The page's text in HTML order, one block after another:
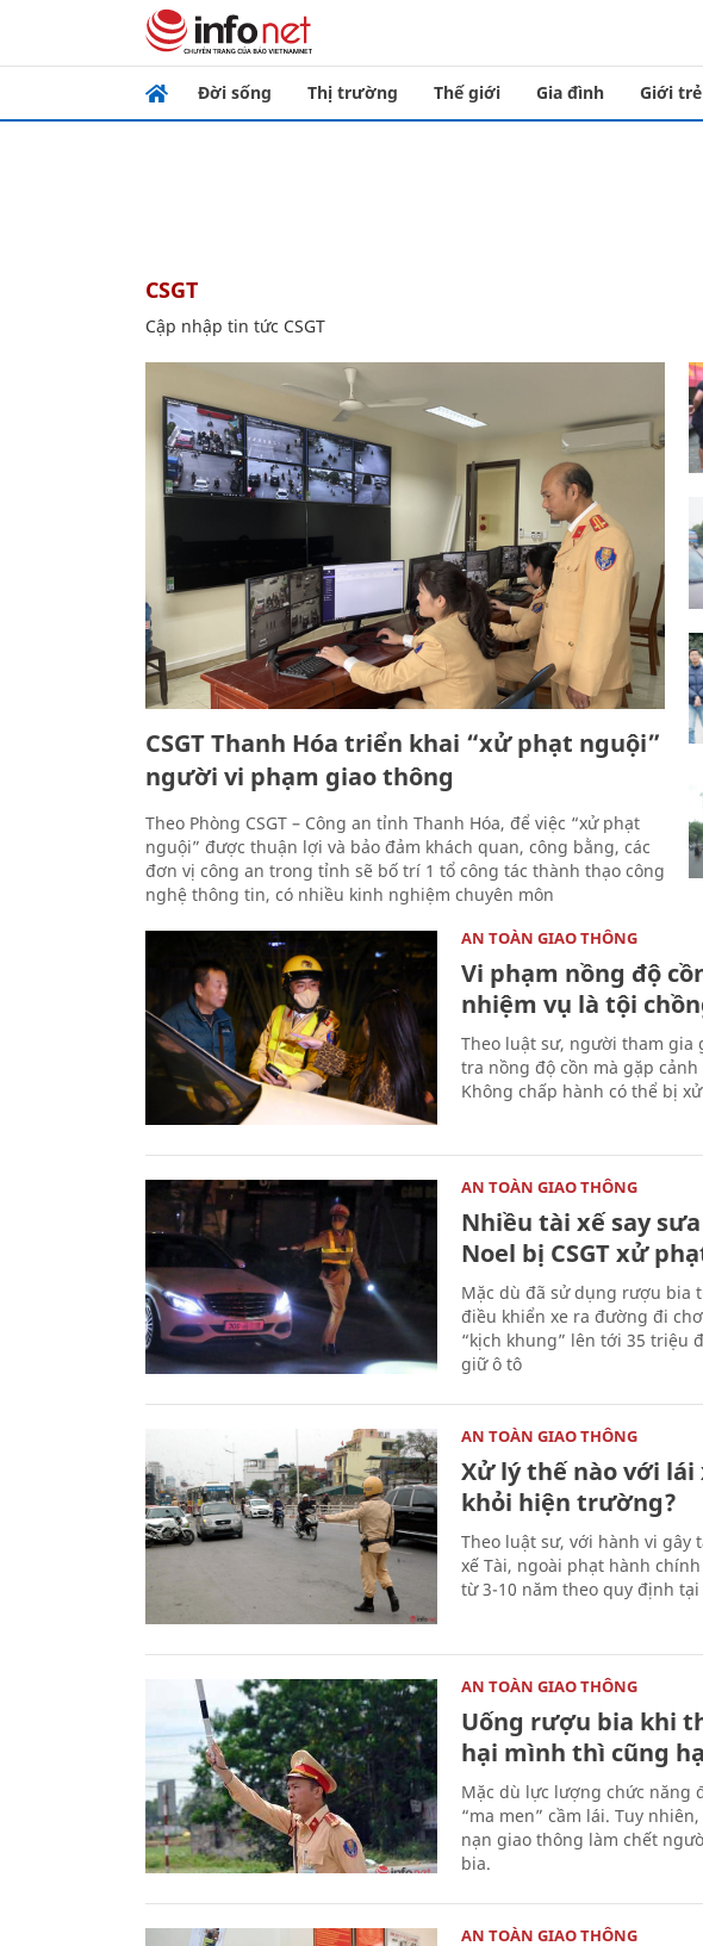
Đời sống Thị trường Thế giới Gia đình Giới trẻ
CSGT
Cập nhập tin tức CSGT
CSGT Thanh Hóa triển khai “xử phạt nguội”
người vi phạm giao thông
Theo Phòng CSGT – Công an tỉnh Thanh Hóa, để việc “xử phạt
nguội” được thuận lợi và bảo đảm khách quan, công bằng, các
đơn vị công an trong tỉnh sẽ bố trí 1 tổ công tác thành thạo công
nghệ thông tin, có nhiều kinh nghiệm chuyên môn
AN TOÀN GIAO THÔNG
Vi phạm nồng độ
nhiệm vụ là tội
Theo luật sư, người tham gia
tra nồng độ cồn mà gặp
Không chấp hành có thể bị
AN TOÀN GIAO THÔNG
Nhiều tài xế say
Noel bị CSGT xử
Mặc dù đã sử dụng rượu bia
điều khiển xe ra đường đi
“kịch khung” lên tới 35 triệu
giữ ô tô
AN TOÀN GIAO THÔNG
Xử lý thế nào với lái
khỏi hiện trường?
Theo luật sư, với hành vi
xế Tài, ngoài phạt hành
từ 3-10 năm theo quy định
AN TOÀN GIAO THÔNG
Uống rượu bia khi
hại mình thì cũng
Mặc dù lực lượng chức năng
“ma men” cầm lái. Tuy
nạn giao thông làm chết
bia.
AN TOÀN GIAO THÔNG